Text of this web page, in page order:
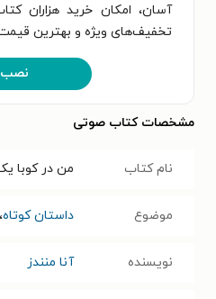
آسان، امکان خرید هزاران
تخفیف‌های ویژه و بهترین
نصب
مشخصات کتاب صوتی
نام کتاب من در کوبا
موضوع داستان کوتاه،
نویسنده آنا منندز